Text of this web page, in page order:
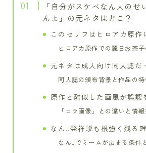
「自分がスケベなん人のせ
んよ」の元ネタはどこ？
このセリフはヒロアカ原作
ヒロアカ原作での麗日お茶
元ネタは成人向け同人誌だ
同人誌の頒布背景と作品の特
原作と酷似した画風が誤認
「コラ画像」との違いと情
なんJ発祥説も根強く残る
なんJでミームが広まる条件